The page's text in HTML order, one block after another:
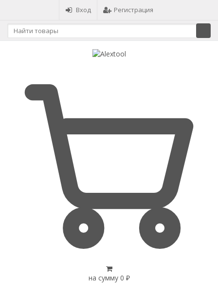
Вход Регистрация
на сумму 0 ₽